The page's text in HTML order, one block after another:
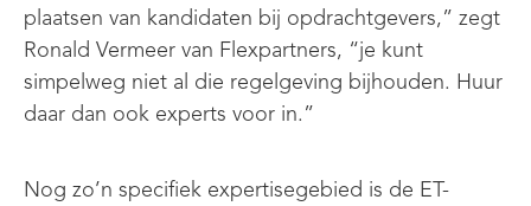
plaatsen van kandidaten bij opdrachtgevers,” zegt
Ronald Vermeer van Flexpartners, “je kunt
simpelweg niet al die regelgeving bijhouden. Huur
daar dan ook experts voor in.”
Nog zo’n specifiek expertisegebied is de ET-